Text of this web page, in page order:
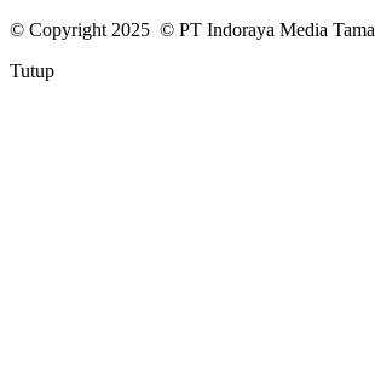
© Copyright 2025 © PT Indoraya Media Tama
Tutup